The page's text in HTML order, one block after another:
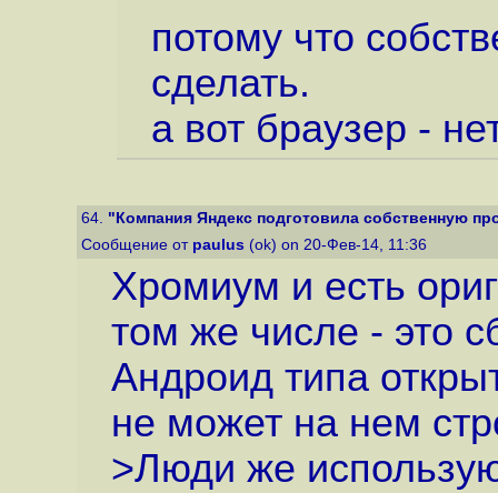
потому что
сделать.
а вот браузер -
64. "Компания Яндекс подготовила собственную
Сообщение от paulus (ok) on 20-Фев-14, 11:36
Хромиум и есть
том же числе - это
Андроид типа
не может на нем
>Люди же